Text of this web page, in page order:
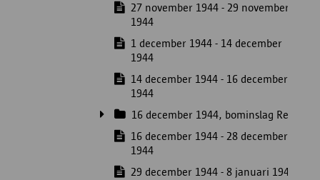
27 november 1944 - 29 november
1944
1 december 1944 - 14 december
1944
14 december 1944 - 16 december
1944
16 december 1944, bominslag Rex
16 december 1944 - 28 december
1944
29 december 1944 - 8 januari 1945